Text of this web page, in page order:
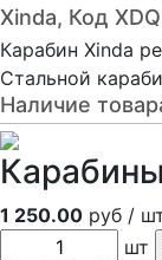
Xinda, Код
Карабин Xinda
Стальной
Наличие
1 250.00 руб /
шт